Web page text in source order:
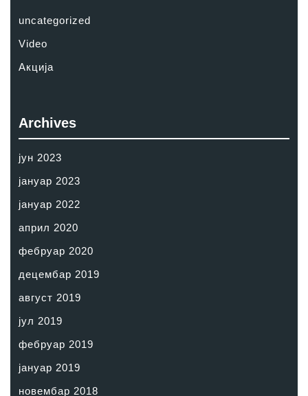
uncategorized
Video
Акција
Archives
јун 2023
јануар 2023
јануар 2022
април 2020
фебруар 2020
децембар 2019
август 2019
јул 2019
фебруар 2019
јануар 2019
новембар 2018